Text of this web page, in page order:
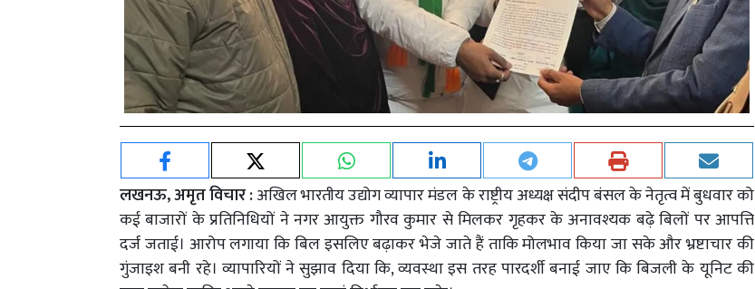
लखनऊ, अमृत विचार :अखिल भारतीय उद्योग व्यापार मंडल के राष्ट्रीय अध्यक्ष संदीप बंसल के नेतृत्व में बुधवार को
कई बाजारों के प्रतिनिधियों ने नगर आयुक्त गौरव कुमार से मिलकर गृहकर के अनावश्यक बढ़े बिलों पर आपत्ति
दर्ज जताई। आरोप लगाया कि बिल इसलिए बढ़ाकर भेजे जाते हैं ताकि मोलभाव किया जा सके और भ्रष्टाचार की
गुंजाइश बनी रहे। व्यापारियों ने सुझाव दिया कि, व्यवस्था इस तरह पारदर्शी बनाई जाए कि बिजली के यूनिट की